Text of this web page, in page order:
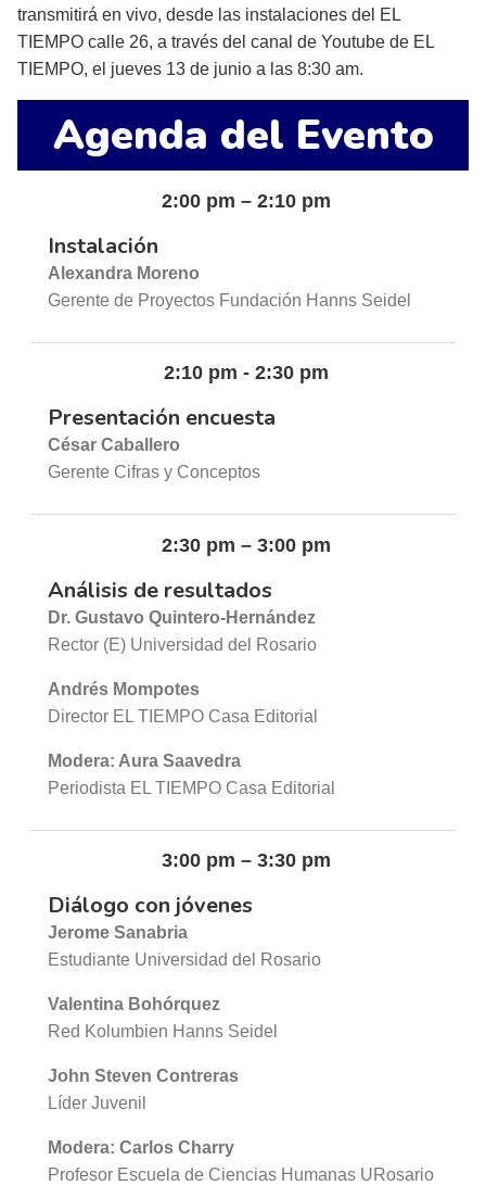
transmitirá en vivo, desde las instalaciones del EL
TIEMPO calle 26, a través del canal de Youtube de EL
TIEMPO, el jueves 13 de junio a las 8:30 am.
Agenda del Evento
2:00 pm – 2:10 pm
Instalación
Alexandra Moreno
Gerente de Proyectos Fundación Hanns Seidel
2:10 pm - 2:30 pm
Presentación encuesta
César Caballero
Gerente Cifras y Conceptos
2:30 pm – 3:00 pm
Análisis de resultados
Dr. Gustavo Quintero-Hernández
Rector (E) Universidad del Rosario
Andrés Mompotes
Director EL TIEMPO Casa Editorial
Modera: Aura Saavedra
Periodista EL TIEMPO Casa Editorial
3:00 pm – 3:30 pm
Diálogo con jóvenes
Jerome Sanabria
Estudiante Universidad del Rosario
Valentina Bohórquez
Red Kolumbien Hanns Seidel
John Steven Contreras
Líder Juvenil
Modera: Carlos Charry
Profesor Escuela de Ciencias Humanas URosario